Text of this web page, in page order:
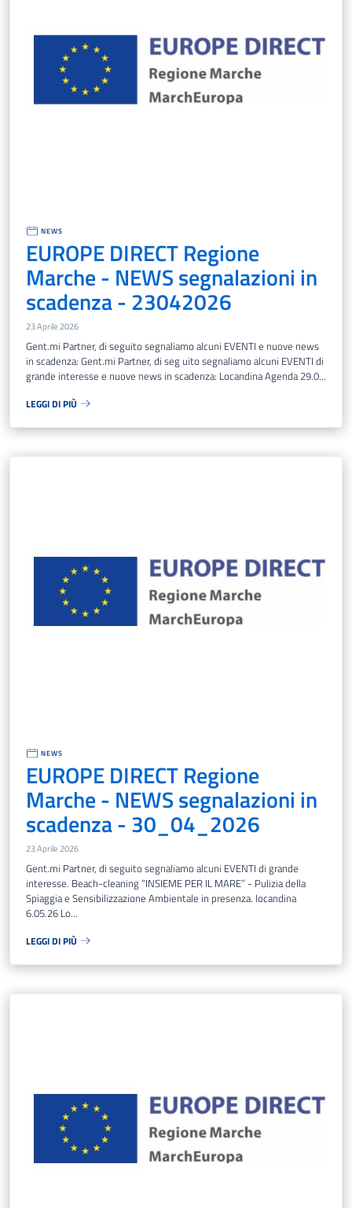
NEWS
EUROPE DIRECT Regione
Marche - NEWS segnalazioni in
scadenza - 23042026
23 Aprile 2026
Gent.mi Partner, di seguito segnaliamo alcuni EVENTI e nuove news
in scadenza: Gent.mi Partner, di seg uito segnaliamo alcuni EVENTI di
grande interesse e nuove news in scadenza: Locandina Agenda 29.0...
LEGGI DI PIÙ
NEWS
EUROPE DIRECT Regione
Marche - NEWS segnalazioni in
scadenza - 30_04_2026
23 Aprile 2026
Gent.mi Partner, di seguito segnaliamo alcuni EVENTI di grande
interesse. Beach-cleaning “INSIEME PER IL MARE” - Pulizia della
Spiaggia e Sensibilizzazione Ambientale in presenza. locandina
6.05.26 Lo...
LEGGI DI PIÙ